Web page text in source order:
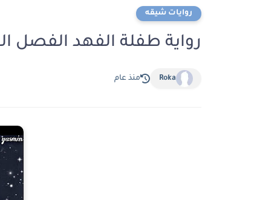
روايات شيقه
رواية طفلة الفهد الفصل الواحد
Roka منذ عام